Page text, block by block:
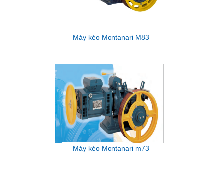
Máy kéo Montanari M83
Máy kéo Montanari m73